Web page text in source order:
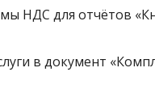
НДС для отчётов
в документ